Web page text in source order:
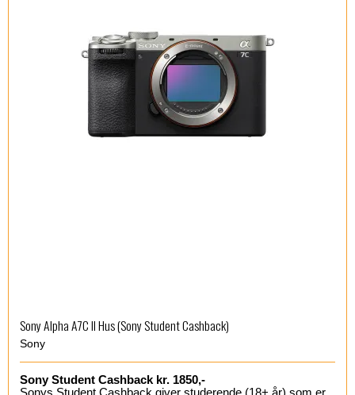
Sony Alpha A7C II Hus (Sony Student Cashback)
Sony
Sony Student Cashback kr. 1850,-
Sonys Student Cashback giver studerende (18+ år) som er